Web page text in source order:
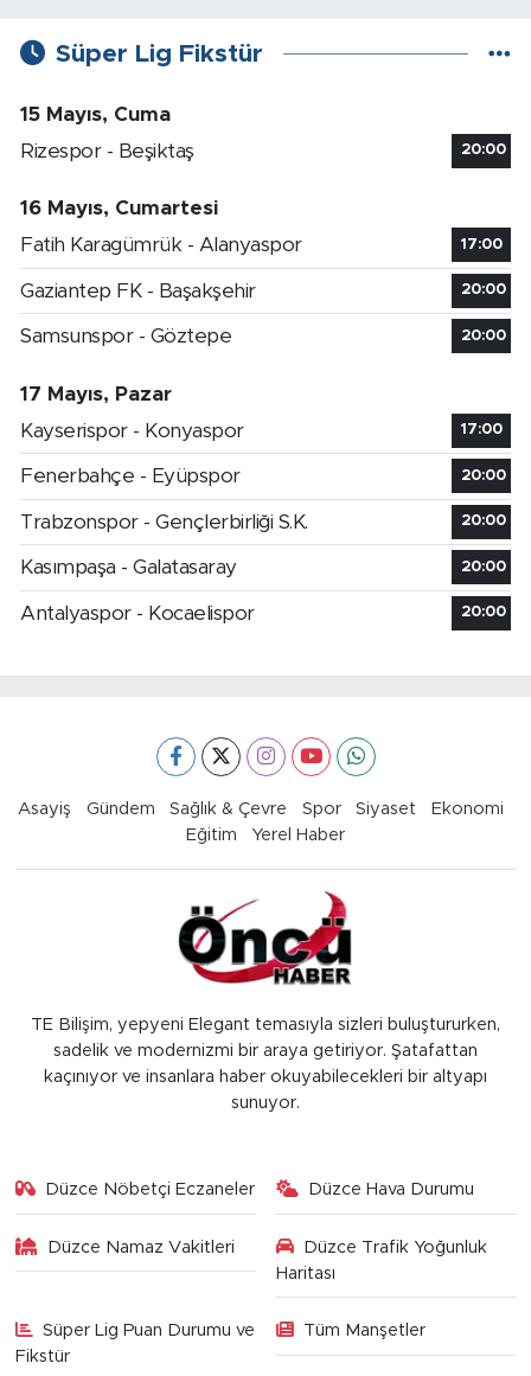
Süper Lig Fikstür
15 Mayıs, Cuma
Rizespor - Beşiktaş
20:00
16 Mayıs, Cumartesi
Fatih Karagümrük - Alanyaspor
17:00
Gaziantep FK - Başakşehir 20:00
Samsunspor - Göztepe 20:00
17 Mayıs, Pazar
Kayserispor - Konyaspor
17:00
Fenerbahçe - Eyüpspor 20:00
Trabzonspor - Gençlerbirliği S.K. 20:00
Kasımpaşa - Galatasaray 20:00
Antalyaspor - Kocaelispor 20:00
Asayiş Gündem Sağlık & Çevre Spor Siyaset
Ekonomi
Eğitim
Yerel Haber
TE Bilişim, yepyeni Elegant temasıyla sizleri buluştururken,
sadelik ve modernizmi bir araya getiriyor. Şatafattan
kaçınıyor ve insanlara haber okuyabilecekleri bir altyapı
sunuyor.
Düzce Nöbetçi Eczaneler Düzce Hava Durumu
Düzce Namaz Vakitleri
Düzce Trafik Yoğunluk
Haritası
Süper Lig Puan Durumu ve
Fikstür
Tüm Manşetler